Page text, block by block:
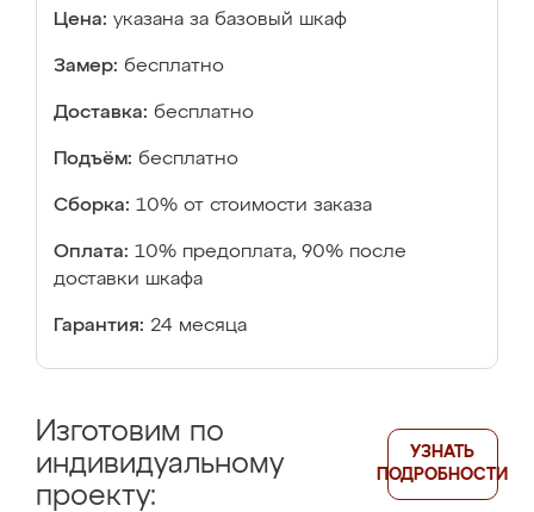
Цена: указана за базовый шкаф
Замер: бесплатно
Доставка: бесплатно
Подъём: бесплатно
Сборка: 10% от стоимости заказа
Оплата: 10% предоплата, 90% после
доставки шкафа
Гарантия: 24 месяца
Изготовим по
индивидуальному
проекту:
УЗНАТЬ
ПОДРОБНОСТИ